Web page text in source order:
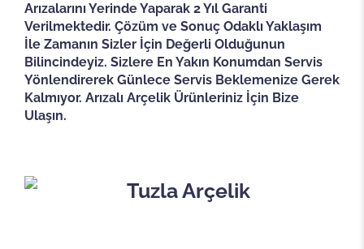
Arızalarını Yerinde Yaparak 2 Yıl Garanti
Verilmektedir. Çözüm ve Sonuç Odaklı Yaklaşım
İle Zamanın Sizler İçin Değerli Olduğunun
Bilincindeyiz. Sizlere En Yakın Konumdan Servis
Yönlendirerek Günlece Servis Beklemenize Gerek
Kalmıyor. Arızalı Arçelik Ürünleriniz İçin Bize
Ulaşın.